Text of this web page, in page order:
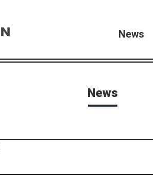
News
News